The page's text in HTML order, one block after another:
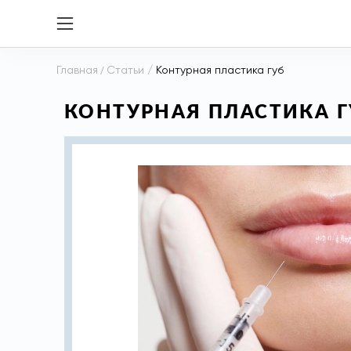
Главная / Статьи / Контурная пластика губ
КОНТУРНАЯ ПЛАСТИКА